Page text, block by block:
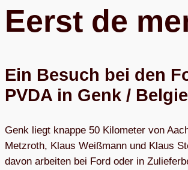
Eerst de
Ein Besuch bei den
PVDA in Genk /
Genk liegt knappe 50 Kilo­me­ter von
Metz­roth, Klaus Weiß­mann und Klaus
davon arbei­ten bei Ford oder in